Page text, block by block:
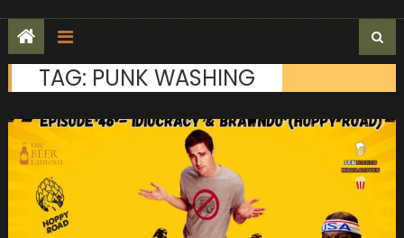
TAG: PUNK WASHING